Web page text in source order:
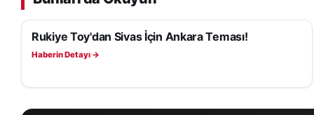
toplantının ana
İki oturum
Tarık Özçelik,
Sanayi Odası
geçmiş dönem
SIYASET
Rukiye Toy'dan Sivas İçin Ankara Teması!
Haberin Detayı →